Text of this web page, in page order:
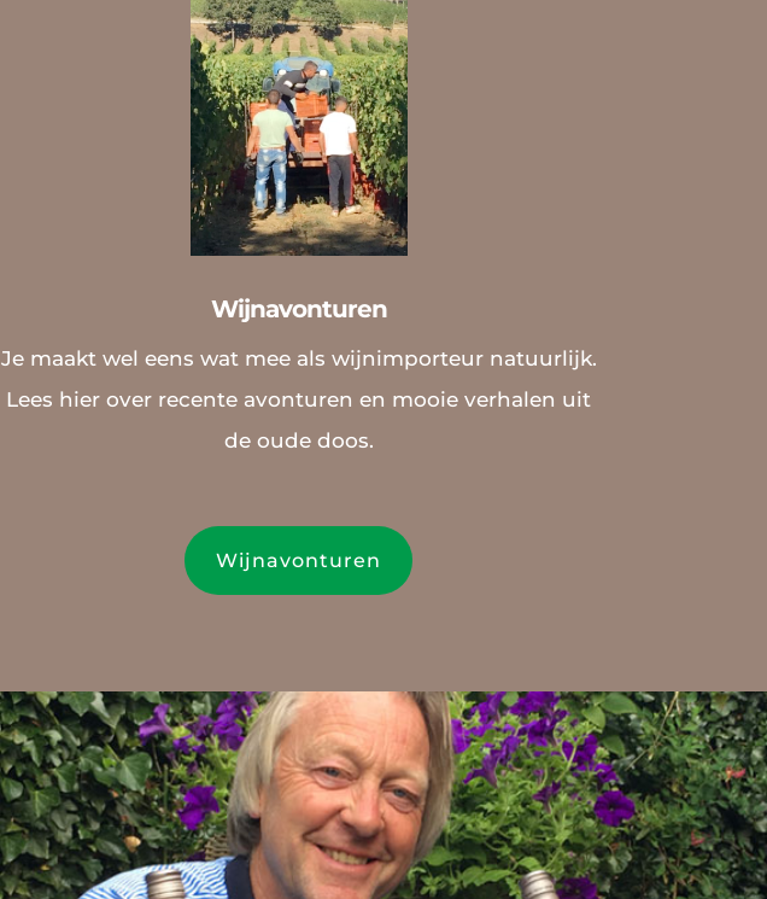
Wijnavonturen
Je maakt wel eens wat mee als wijnimporteur natuurlijk.
Lees hier over recente avonturen en mooie verhalen uit
de oude doos.
Wijnavonturen